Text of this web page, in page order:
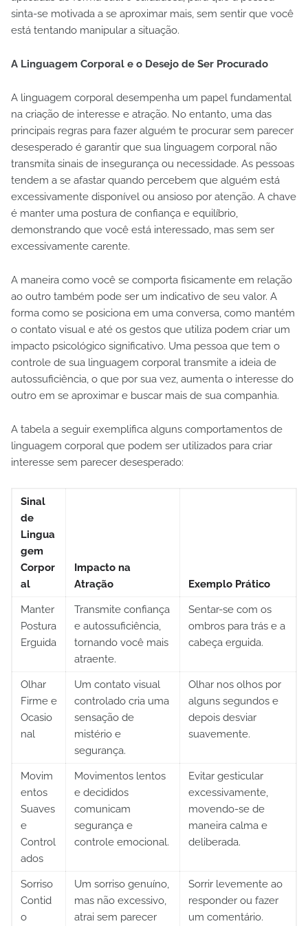
sinta-se motivada a se aproximar mais, sem sentir que você
está tentando manipular a situação.
A Linguagem Corporal e o Desejo de Ser Procurado
A linguagem corporal desempenha um papel fundamental
na criação de interesse e atração. No entanto, uma das
principais regras para fazer alguém te procurar sem parecer
desesperado é garantir que sua linguagem corporal não
transmita sinais de insegurança ou necessidade. As pessoas
tendem a se afastar quando percebem que alguém está
excessivamente disponível ou ansioso por atenção. A chave
é manter uma postura de confiança e equilíbrio,
demonstrando que você está interessado, mas sem ser
excessivamente carente.
A maneira como você se comporta fisicamente em relação
ao outro também pode ser um indicativo de seu valor. A
forma como se posiciona em uma conversa, como mantém
o contato visual e até os gestos que utiliza podem criar um
impacto psicológico significativo. Uma pessoa que tem o
controle de sua linguagem corporal transmite a ideia de
autossuficiência, o que por sua vez, aumenta o interesse do
outro em se aproximar e buscar mais de sua companhia.
A tabela a seguir exemplifica alguns comportamentos de
linguagem corporal que podem ser utilizados para criar
interesse sem parecer desesperado:
Sinal
de
Lingua
gem
Corpor
al
Impacto na
Atração
Exemplo Prático
Manter
Postura
Erguida
Transmite confiança
e autossuficiência,
tornando você mais
atraente.
Sentar-se com os
ombros para trás e a
cabeça erguida.
Olhar
Firme e
Ocasio
nal
Um contato visual
controlado cria uma
sensação de
mistério e
segurança.
Olhar nos olhos por
alguns segundos e
depois desviar
suavemente.
Movim
entos
Suaves
e
Control
ados
Movimentos lentos
e decididos
comunicam
segurança e
controle emocional.
Evitar gesticular
excessivamente,
movendo-se de
maneira calma e
deliberada.
Sorriso
Contid
o
Um sorriso genuíno,
mas não excessivo,
atrai sem parecer
Sorrir levemente ao
responder ou fazer
um comentário.